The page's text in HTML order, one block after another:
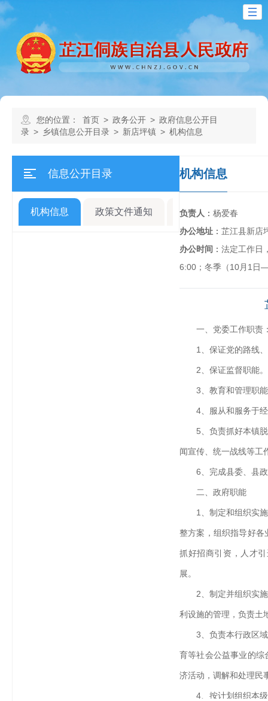
您的位置： 首页 > 政务公开 > 政府信息公开目
录 > 乡镇信息公开目录 > 新店坪镇 > 机构信息
信息公开目录
机构信息 政策文件通知 规划计划
机构信息
负责人 ： 杨爱春
办公地址 ： 芷江县新店
办公时间 ： 法定工作日
6:00；冬季（10月1日
一、党委工作职责
1、保证党的路线
2、保证监督职能。
3、教育和管理职
4、服从和服务于
5、负责抓好本镇
闻宣传、统一战线等工
6、完成县委、县
二、政府职能
1、制定和组织实
整方案，组织指导好各
抓好招商引资，人才
展。
2、制定并组织实
利设施的管理，负责土
3、负责本行政区
育等社会公益事业的综
济活动，调解和处理民
4、按计划组织本